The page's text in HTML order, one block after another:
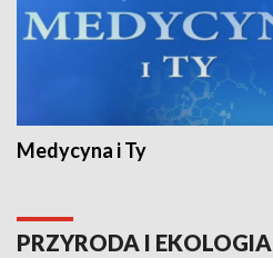
Medycyna i Ty
PRZYRODA I EKOLOGIA